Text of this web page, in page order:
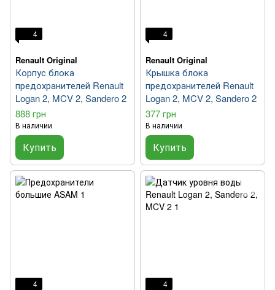
4
Renault Original
Корпус блока
предохранителей Renault
Logan 2, MCV 2, Sandero 2
888 грн
В наличии
Купить
4
Renault Original
Крышка блока
предохранителей Renault
Logan 2, MCV 2, Sandero 2
377 грн
В наличии
Купить
4
4